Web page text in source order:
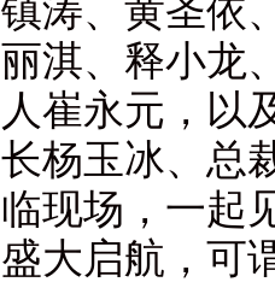
镇涛、黄圣依
丽淇、释小龙
人崔永元，以
长杨玉冰、总
临现场，一起
盛大启航，可